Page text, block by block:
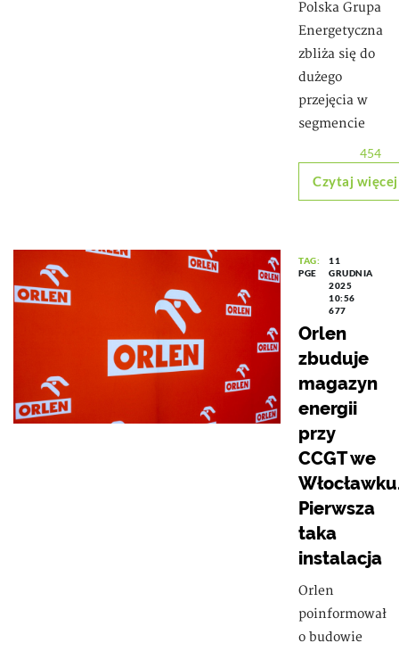
Polska Grupa
Energetyczna
zbliża się do
dużego
przejęcia w
segmencie
454
Czytaj więcej
TAG:
PGE
11
GRUDNIA
2025
10:56
677
Orlen
zbuduje
magazyn
energii
przy
CCGT we
Pierwsza
taka
instalacja
Orlen
poinformował
o budowie